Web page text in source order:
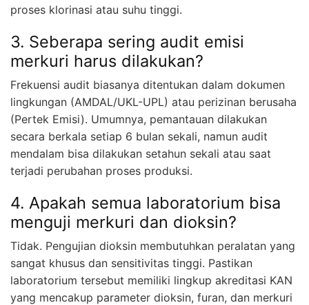
proses klorinasi atau suhu tinggi.
3. Seberapa sering audit emisi
merkuri harus dilakukan?
Frekuensi audit biasanya ditentukan dalam dokumen
lingkungan (AMDAL/UKL-UPL) atau perizinan berusaha
(Pertek Emisi). Umumnya, pemantauan dilakukan
secara berkala setiap 6 bulan sekali, namun audit
mendalam bisa dilakukan setahun sekali atau saat
terjadi perubahan proses produksi.
4. Apakah semua laboratorium bisa
menguji merkuri dan dioksin?
Tidak. Pengujian dioksin membutuhkan peralatan yang
sangat khusus dan sensitivitas tinggi. Pastikan
laboratorium tersebut memiliki lingkup akreditasi KAN
yang mencakup parameter dioksin, furan, dan merkuri